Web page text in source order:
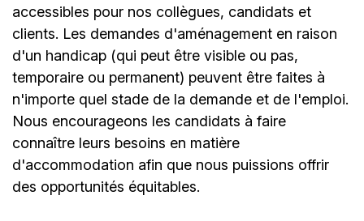
accessibles pour nos collègues, candidats et
clients. Les demandes d'aménagement en raison
d'un handicap (qui peut être visible ou pas,
temporaire ou permanent) peuvent être faites à
n'importe quel stade de la demande et de l'emploi.
Nous encourageons les candidats à faire
connaître leurs besoins en matière
d'accommodation afin que nous puissions offrir
des opportunités équitables.